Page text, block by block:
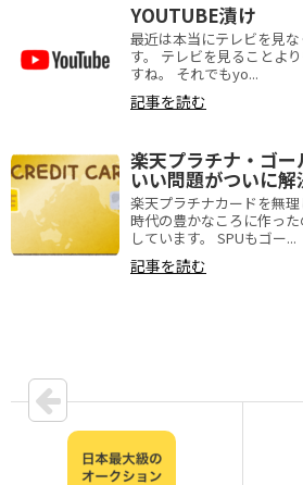
YOUTUBE漬け
最近は本当にテレビを見
す。 テレビを見ることよ
すね。 それでもyo...
記事を読む
楽天プラチナ・ゴ
いい問題がついに解
楽天プラチナカードを無
時代の豊かなころに作っ
しています。 SPUもゴー...
記事を読む